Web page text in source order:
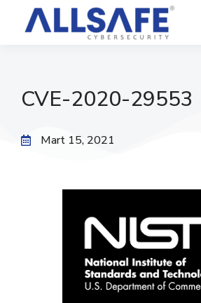
CVE-2020-29553
Mart 15, 2021